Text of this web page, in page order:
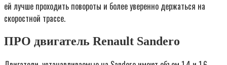
ей лучше проходить повороты и более уверенно держаться на
скоростной трассе.
ПРО двигатель Renault Sandero